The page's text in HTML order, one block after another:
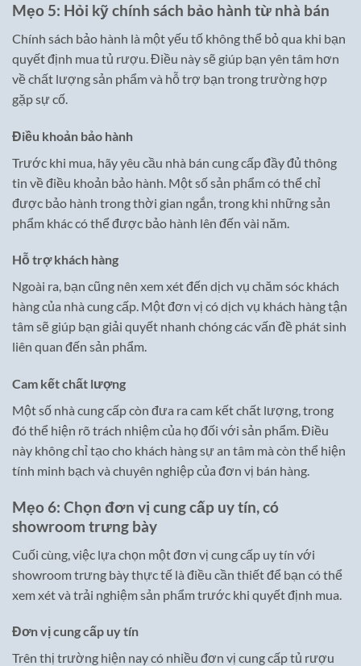
Mẹo 5: Hỏi kỹ chính sách bảo hành từ nhà bán
Chính sách bảo hành là một yếu tố không thể bỏ qua khi bạn
quyết định mua tủ rượu. Điều này sẽ giúp bạn yên tâm hơn
về chất lượng sản phẩm và hỗ trợ bạn trong trường hợp
gặp sự cố.
Điều khoản bảo hành
Trước khi mua, hãy yêu cầu nhà bán cung cấp đầy đủ thông
tin về điều khoản bảo hành. Một số sản phẩm có thể chỉ
được bảo hành trong thời gian ngắn, trong khi những sản
phẩm khác có thể được bảo hành lên đến vài năm.
Hỗ trợ khách hàng
Ngoài ra, bạn cũng nên xem xét đến dịch vụ chăm sóc khách
hàng của nhà cung cấp. Một đơn vị có dịch vụ khách hàng tận
tâm sẽ giúp bạn giải quyết nhanh chóng các vấn đề phát sinh
liên quan đến sản phẩm.
Cam kết chất lượng
Một số nhà cung cấp còn đưa ra cam kết chất lượng, trong
đó thể hiện rõ trách nhiệm của họ đối với sản phẩm. Điều
này không chỉ tạo cho khách hàng sự an tâm mà còn thể hiện
tính minh bạch và chuyên nghiệp của đơn vị bán hàng.
Mẹo 6: Chọn đơn vị cung cấp uy tín, có
showroom trưng bày
Cuối cùng, việc lựa chọn một đơn vị cung cấp uy tín với
showroom trưng bày thực tế là điều cần thiết để bạn có thể
xem xét và trải nghiệm sản phẩm trước khi quyết định mua.
Đơn vị cung cấp uy tín
Trên thị trường hiện nay có nhiều đơn vị cung cấp tủ rượu